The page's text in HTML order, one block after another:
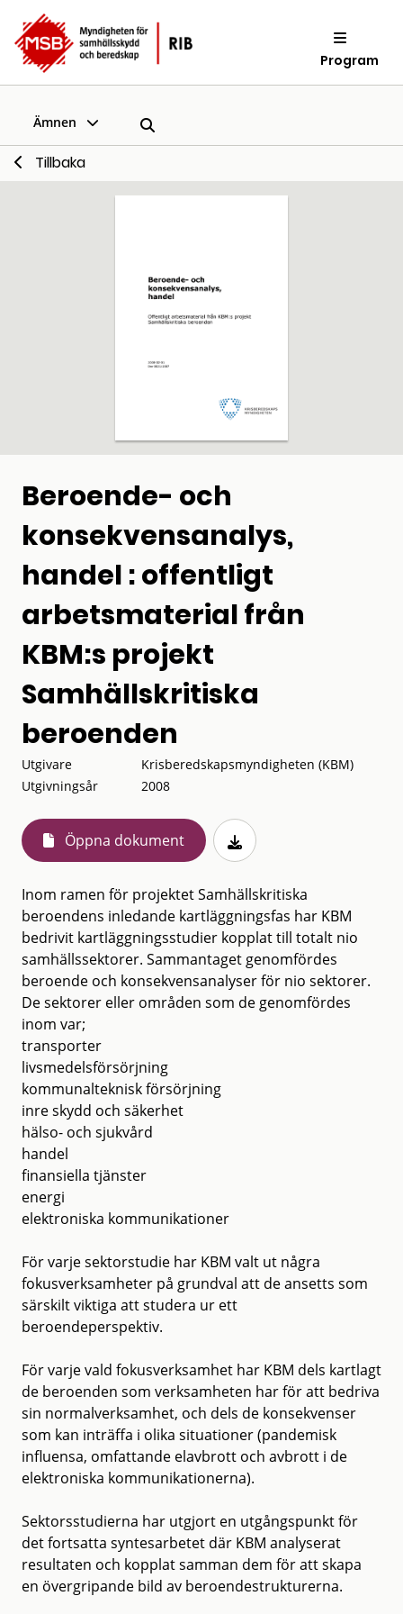
Program
Ämnen
Tillbaka
Beroende- och
konsekvensanalys,
handel : offentligt
arbetsmaterial från
KBM:s projekt
Samhällskritiska
beroenden
Utgivare
Krisberedskapsmyndigheten (KBM)
Utgivningsår
2008
Öppna dokument
Inom ramen för projektet Samhällskritiska
beroendens inledande kartläggningsfas har KBM
bedrivit kartläggningsstudier kopplat till totalt nio
samhällssektorer. Sammantaget genomfördes
beroende och konsekvensanalyser för nio sektorer.
De sektorer eller områden som de genomfördes
inom var;
transporter
livsmedelsförsörjning
kommunalteknisk försörjning
inre skydd och säkerhet
hälso- och sjukvård
handel
finansiella tjänster
energi
elektroniska kommunikationer
För varje sektorstudie har KBM valt ut några
fokusverksamheter på grundval att de ansetts som
särskilt viktiga att studera ur ett
beroendeperspektiv.
För varje vald fokusverksamhet har KBM dels kartlagt
de beroenden som verksamheten har för att bedriva
sin normalverksamhet, och dels de konsekvenser
som kan inträffa i olika situationer (pandemisk
influensa, omfattande elavbrott och avbrott i de
elektroniska kommunikationerna).
Sektorsstudierna har utgjort en utgångspunkt för
det fortsatta syntesarbetet där KBM analyserat
resultaten och kopplat samman dem för att skapa
en övergripande bild av beroendestrukturerna.